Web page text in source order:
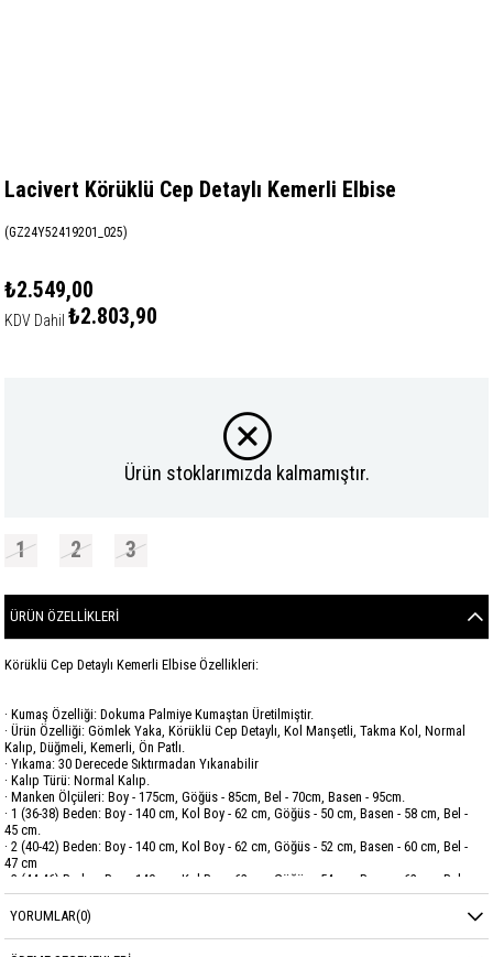
Lacivert Körüklü Cep Detaylı Kemerli Elbise
(GZ24Y52419201_025)
₺2.549,00
KDV Dahil ₺2.803,90
Ürün stoklarımızda kalmamıştır.
1 2 3
ÜRÜN ÖZELLIKLERI
Körüklü Cep Detaylı Kemerli Elbise Özellikleri:
· Kumaş Özelliği: Dokuma Palmiye Kumaştan Üretilmiştir.
· Ürün Özelliği: Gömlek Yaka, Körüklü Cep Detaylı, Kol Manşetli, Takma Kol, Normal
Kalıp, Düğmeli, Kemerli, Ön Patlı.
· Yıkama: 30 Derecede Sıktırmadan Yıkanabilir
· Kalıp Türü: Normal Kalıp.
· Manken Ölçüleri: Boy - 175cm, Göğüs - 85cm, Bel - 70cm, Basen - 95cm.
· 1 (36-38) Beden: Boy - 140 cm, Kol Boy - 62 cm, Göğüs - 50 cm, Basen - 58 cm, Bel -
45 cm.
· 2 (40-42) Beden: Boy - 140 cm, Kol Boy - 62 cm, Göğüs - 52 cm, Basen - 60 cm, Bel -
47 cm
· 3 (44-46) Beden: Boy - 140 cm, Kol Boy - 62 cm, Göğüs - 54 cm, Basen - 62 cm, Bel -
49 cm.
Marka GARZİA
YORUMLAR(0)